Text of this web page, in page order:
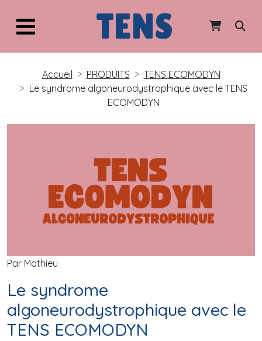
TENS
Accueil PRODUITS
TENS ECOMODYN
Le syndrome algoneurodystrophique avec le TENS
ECOMODYN
Par Mathieu
Le syndrome
algoneurodystrophique avec le
TENS ECOMODYN